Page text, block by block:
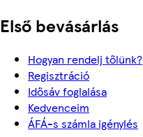
Első bevásárlás
Hogyan rendelj tőlünk?
Regisztráció
Idősáv foglalása
Kedvenceim
ÁFÁ-s számla igénylés